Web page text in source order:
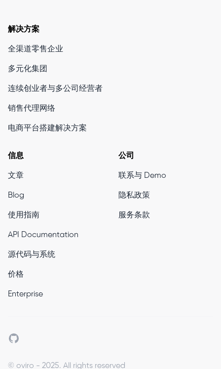
解决方案
全渠道零售企业
多元化集团
连续创业者与多公司经营者
销售代理网络
电商平台搭建解决方案
信息
文章
Blog
使用指南
API Documentation
源代码与系统
价格
Enterprise
公司
联系与 Demo
隐私政策
服务条款
Github
© oviro - 2025. All rights reserved